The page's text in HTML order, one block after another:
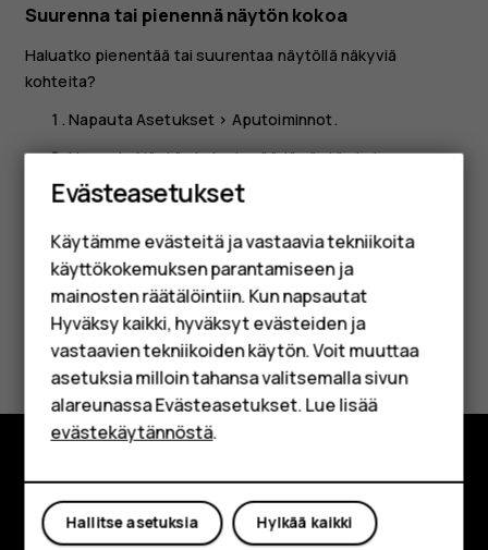
Älypuhelimet
Perinteiset puhelimet
Lisävarusteet
HMD Terra M
Yrityksille
Tabletit
Suurenna tai pienennä näytön kokoa
Haluatko pienentää tai suurentaa näytöllä näkyviä
kohteita?
NapautaAsetukset > Aputoiminnot.
NapautaNäytön kokoja säädä näytön kokoa
vetämällä näytön koon liukusäädintä.
Oliko tästä apua?
Kyllä Ei
Tutustu
Tietoa meistä
Evästeasetukset
Käytämme evästeitä ja vastaavia tekniikoita
käyttökokemuksen parantamiseen ja
mainosten räätälöintiin. Kun napsautat
Hyväksy kaikki, hyväksyt evästeiden ja
vastaavien tekniikoiden käytön. Voit muuttaa
asetuksia milloin tahansa valitsemalla sivun
alareunassa Evästeasetukset. Lue lisää
evästekäytännöstä.
Hylkää kaikki
Hallitse asetuksia